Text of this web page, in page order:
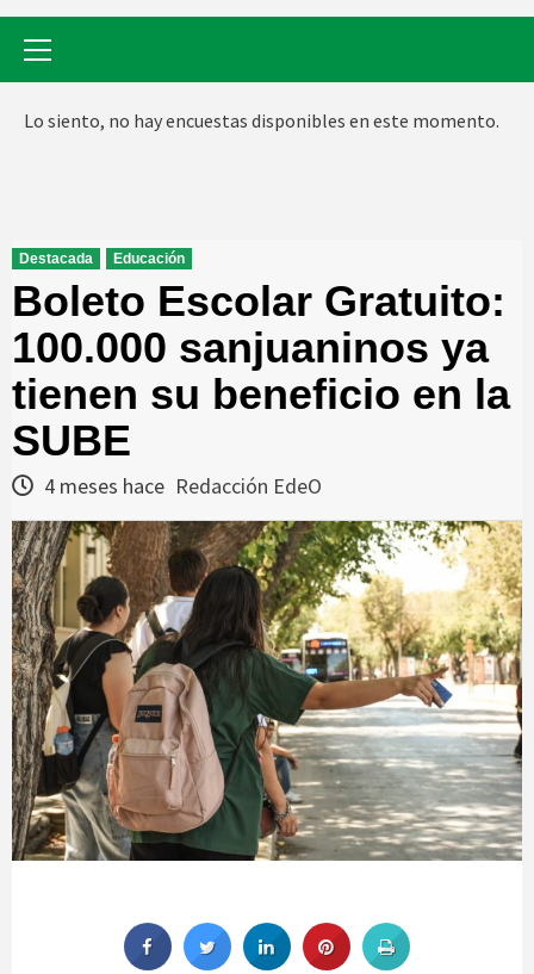
Lo siento, no hay encuestas disponibles en este momento.
Destacada Educación
Boleto Escolar Gratuito:
100.000 sanjuaninos ya
tienen su beneficio en la
SUBE
4 meses hace Redacción EdeO